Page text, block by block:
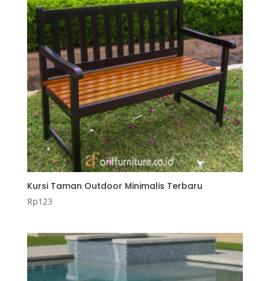
Kursi Taman Outdoor Minimalis Terbaru
Rp123